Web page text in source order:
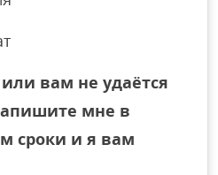
вам не удаётся
мне в
сроки и я вам